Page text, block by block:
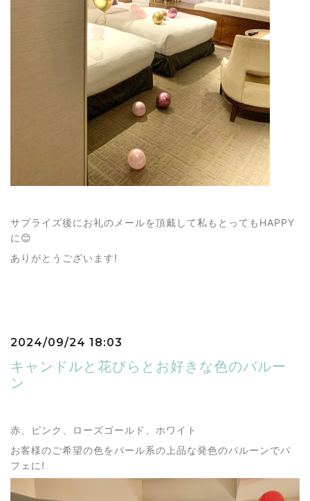
サプライズ後にお礼のメールを頂戴して私もとってもHAPPY
に😊
ありがとうございます!
2024/09/24 18:03
キャンドルと花びらとお好きな色のバルー
ン
赤、ピンク、ローズゴールド、ホワイト
お客様のご希望の色をパール系の上品な発色のバルーンでパ
フェに!